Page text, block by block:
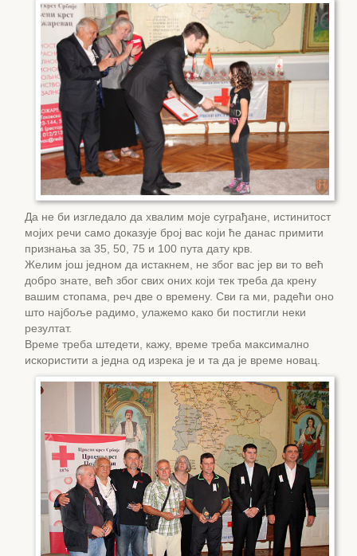
Да не би изгледало да хвалим моје суграђане, истинитост
мојих речи само доказује број вас који ће данас примити
признања за 35, 50, 75 и 100 пута дату крв.
Желим још једном да истакнем, не због вас јер ви то већ
добро знате, већ због свих оних који тек треба да крену
вашим стопама, реч две о времену. Сви га ми, радећи оно
што најбоље радимо, улажемо како би постигли неки
резултат.
Време треба штедети, кажу, време треба максимално
искористити а једна од изрека је и та да је време новац.